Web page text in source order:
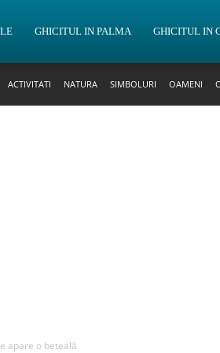
GHICITUL IN PALMA GHICITUL IN
ACTIVITATI NATURA SIMBOLURI OAMENI
apare o beteală